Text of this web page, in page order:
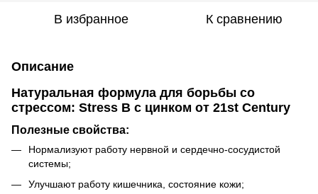
В избранное К сравнению
Описание
Натуральная формула для борьбы со
стрессом: Stress B с цинком от 21st Century
Полезные свойства:
Нормализуют работу нервной и сердечно-сосудистой
системы;
Улучшают работу кишечника, состояние кожи;